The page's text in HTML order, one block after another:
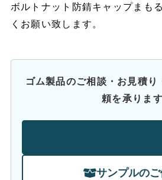
ボルトナット防錆キャップまも
くお願い致します。
ゴム製品のご相談・お見積り
頼を承ります
サンプルの